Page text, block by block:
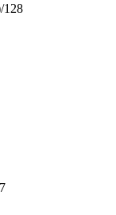
128